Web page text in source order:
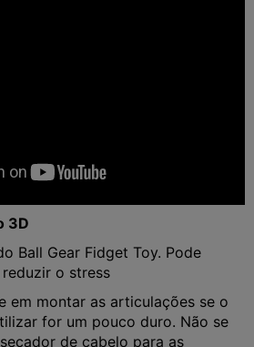
3D
Ball Gear Fidget Toy. Pode
o stress
em montar as articulações se o
for um pouco duro. Não se
de cabelo para as